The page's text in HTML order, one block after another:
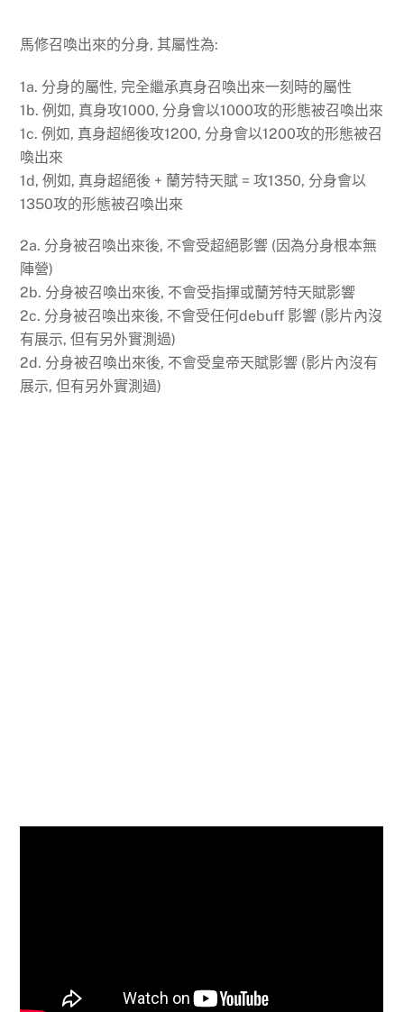
馬修召喚出來的分身, 其屬性為:
1a. 分身的屬性, 完全繼承真身召喚出來一刻時的屬性
1b. 例如, 真身攻1000, 分身會以1000攻的形態被召喚出來
1c. 例如, 真身超絕後攻1200, 分身會以1200攻的形態被召
喚出來
1d, 例如, 真身超絕後 + 蘭芳特天賦 = 攻1350, 分身會以
1350攻的形態被召喚出來
2a. 分身被召喚出來後, 不會受超絕影響 (因為分身根本無
陣營)
2b. 分身被召喚出來後, 不會受指揮或蘭芳特天賦影響
2c. 分身被召喚出來後, 不會受任何debuff 影響 (影片內沒
有展示, 但有另外實測過)
2d. 分身被召喚出來後, 不會受皇帝天賦影響 (影片內沒有
展示, 但有另外實測過)